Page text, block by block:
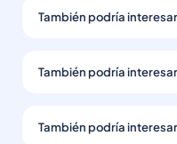
También podría
También podría
También podría